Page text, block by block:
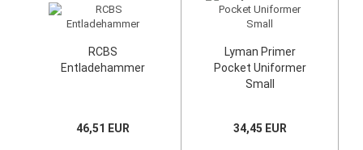
RCBS
Entladehammer
46,51 EUR
Lyman Primer
Pocket Uniformer
Small
34,45 EUR